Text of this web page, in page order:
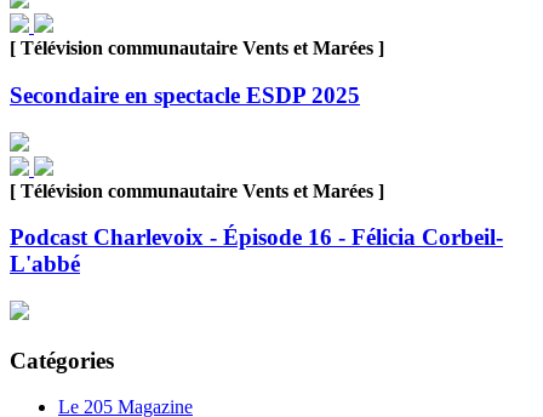
[ Télévision communautaire Vents et Marées ]
Secondaire en spectacle ESDP 2025
[ Télévision communautaire Vents et Marées ]
Podcast Charlevoix - Épisode 16 - Félicia Corbeil-
L'abbé
Catégories
Le 205 Magazine